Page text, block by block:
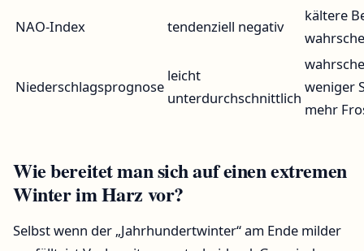
NAO-Index
tendenziell negativ
kältere
Niederschlagsprognose
leicht
unterdurchschnittlich
weniger
mehr
Wie bereitet man sich auf einen extremen
Winter im Harz vor?
Selbst wenn der „Jahrhundertwinter“ am Ende milder